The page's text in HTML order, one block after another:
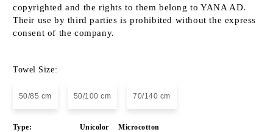
copyrighted and the rights to them belong to YANA AD.
Their use by third parties is prohibited without the express
consent of the company.
Towel Size:
50/85 cm 50/100 cm 70/140 cm
Type: Unicolor
Microcotton